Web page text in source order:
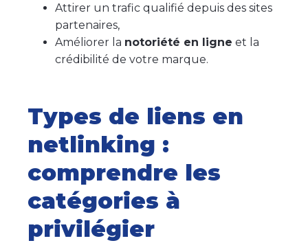
Attirer un trafic qualifié depuis des sites
partenaires,
Améliorer la notoriété en ligne et la
crédibilité de votre marque.
Types de liens en
netlinking :
comprendre les
catégories à
privilégier